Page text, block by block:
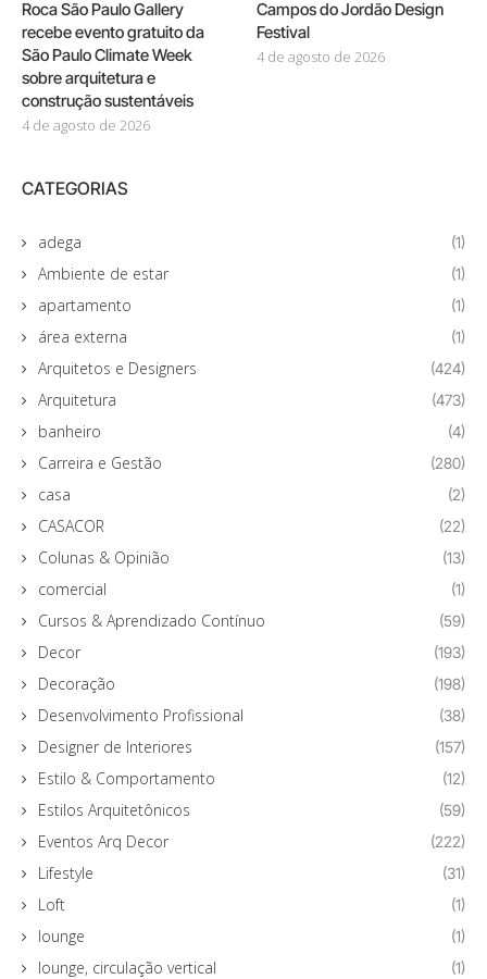
Roca São Paulo Gallery
recebe evento gratuito da
São Paulo Climate Week
sobre arquitetura e
construção sustentáveis
4 de agosto de 2026
Campos do Jordão Design
Festival
4 de agosto de 2026
CATEGORIAS
adega (1)
Ambiente de estar (1)
apartamento (1)
área externa (1)
Arquitetos e Designers (424)
Arquitetura (473)
banheiro (4)
Carreira e Gestão (280)
casa (2)
CASACOR (22)
Colunas & Opinião (13)
comercial (1)
Cursos & Aprendizado Contínuo (59)
Decor (193)
Decoração (198)
Desenvolvimento Profissional (38)
Designer de Interiores (157)
Estilo & Comportamento (12)
Estilos Arquitetônicos (59)
Eventos Arq Decor (222)
Lifestyle (31)
Loft (1)
lounge (1)
lounge, circulação vertical (1)